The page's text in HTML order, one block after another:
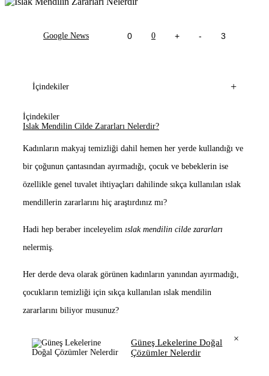
Google News 0 0 + - 3
İçindekiler +
İçindekiler
Islak Mendilin Cilde Zararları Nelerdir?
Kadınların makyaj temizliği dahil hemen her yerde kullandığı ve
bir çoğunun çantasından ayırmadığı, çocuk ve bebeklerin ise
özellikle genel tuvalet ihtiyaçları dahilinde sıkça kullanılan ıslak
mendillerin zararlarını hiç araştırdınız mı?
Hadi hep beraber inceleyelim ıslak mendilin cilde zararları
nelermiş.
Her derde deva olarak görünen kadınların yanından ayırmadığı,
çocukların temizliği için sıkça kullanılan ıslak mendilin
zararlarını biliyor musunuz?
Güneş Lekelerine Doğal
Çözümler Nelerdir
×